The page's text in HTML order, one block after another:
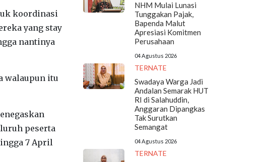
koordinasi
yang stay
nantinya
walaupun itu
peserta
7 April
NHM Mulai Lunasi
Tunggakan Pajak,
Bapenda Malut
Apresiasi Komitmen
Perusahaan
04 Agustus 2026
TERNATE
Swadaya Warga Jadi
Andalan Semarak HUT
RI di Salahuddin,
Anggaran Dipangkas
Tak Surutkan
Semangat
04 Agustus 2026
TERNATE